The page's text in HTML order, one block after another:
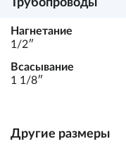
Трубопроводы
Нагнетание
1/2ʺ
Всасывание
1 1/8ʺ
Другие размеры